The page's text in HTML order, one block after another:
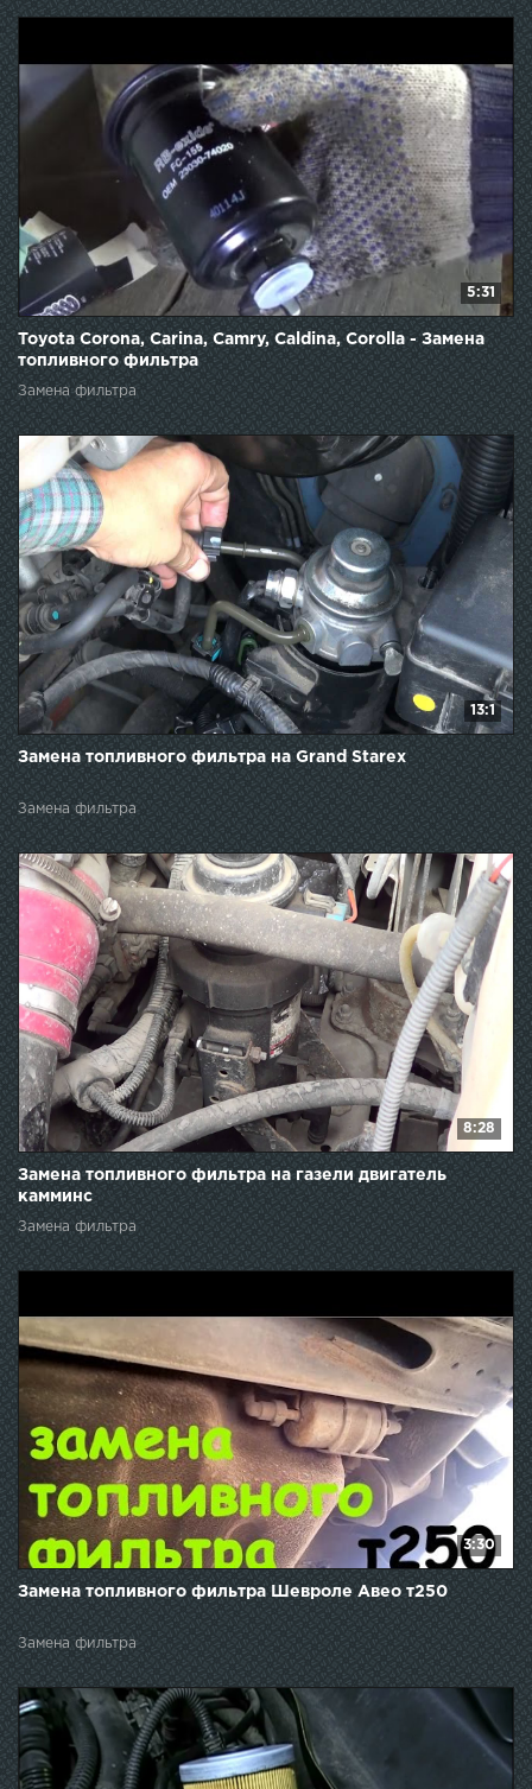
5:31
Toyota Corona, Carina, Camry, Caldina, Corolla - Замена
топливного фильтра
Замена фильтра
13:1
Замена топливного фильтра на Grand Starex
Замена фильтра
8:28
Замена топливного фильтра на газели двигатель
камминс
Замена фильтра
3:30
Замена топливного фильтра Шевроле Авео т250
Замена фильтра